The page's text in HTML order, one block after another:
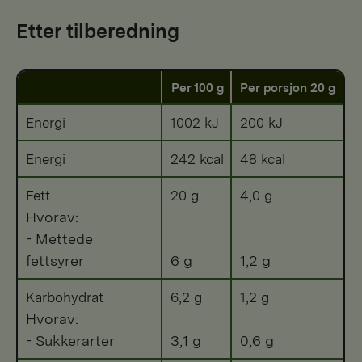
Etter tilberedning
Per 100 g Per porsjon 20 g
Energi 1002 kJ 200 kJ
Energi 242 kcal 48 kcal
Fett
Hvorav:
- Mettede
fettsyrer
20 g
6 g
4,0 g
1,2 g
Karbohydrat
Hvorav:
- Sukkerarter
6,2 g
3,1 g
1,2 g
0,6 g